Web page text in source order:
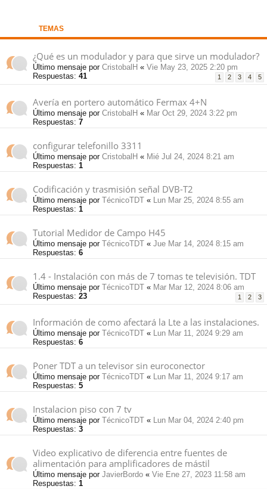
TEMAS
¿Qué es un modulador y para que sirve un modulador?
Último mensaje por CristobalH « Vie May 23, 2025 2:20 pm
Respuestas: 41 1 2 3 4 5
Avería en portero automático Fermax 4+N
Último mensaje por CristobalH « Mar Oct 29, 2024 3:22 pm
Respuestas: 7
configurar telefonillo 3311
Último mensaje por CristobalH « Mié Jul 24, 2024 8:21 am
Respuestas: 1
Codificación y trasmisión señal DVB-T2
Último mensaje por TécnicoTDT « Lun Mar 25, 2024 8:55 am
Respuestas: 1
Tutorial Medidor de Campo H45
Último mensaje por TécnicoTDT « Jue Mar 14, 2024 8:15 am
Respuestas: 6
1.4 - Instalación con más de 7 tomas te televisión. TDT
Último mensaje por TécnicoTDT « Mar Mar 12, 2024 8:06 am
Respuestas: 23 1 2 3
Información de como afectará la Lte a las instalaciones.
Último mensaje por TécnicoTDT « Lun Mar 11, 2024 9:29 am
Respuestas: 6
Poner TDT a un televisor sin euroconector
Último mensaje por TécnicoTDT « Lun Mar 11, 2024 9:17 am
Respuestas: 5
Instalacion piso con 7 tv
Último mensaje por TécnicoTDT « Lun Mar 04, 2024 2:40 pm
Respuestas: 3
Video explicativo de diferencia entre fuentes de
alimentación para amplificadores de mástil
Último mensaje por JavierBordo « Vie Ene 27, 2023 11:58 am
Respuestas: 1